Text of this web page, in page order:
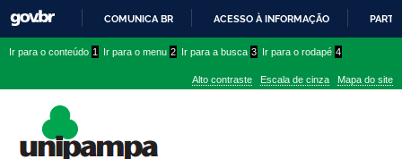
PARA
CONTEÚDO
COMUNICA BR ACESSO À INFORMAÇÃO
conteúdo
menu
superior
menu
Ir para o conteúdo 1 Ir para o menu 2 Ir para a busca 3 Ir para o rodapé 4
Alto contraste Escala de cinza Mapa do site